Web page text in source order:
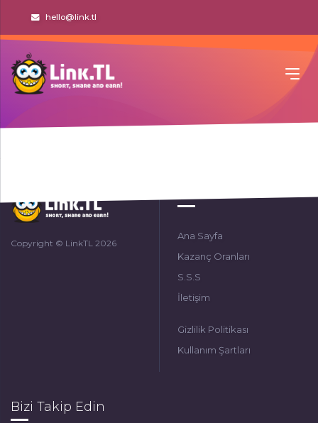
hello@link.tl
Copyright © LinkTL 2026
Ana Sayfa
Kazanç Oranları
S.S.S
İletişim
Gizlilik Politikası
Kullanım Şartları
Bizi Takip Edin